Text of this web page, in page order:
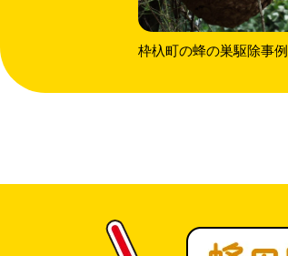
枠杁町の蜂の巣駆除事例